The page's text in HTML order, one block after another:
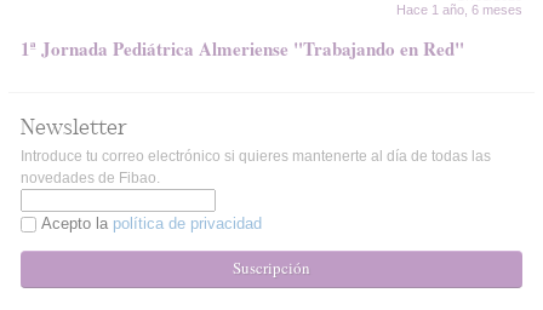
Hace 1 año, 6 meses
1ª Jornada Pediátrica Almeriense "Trabajando en Red"
Newsletter
Introduce tu correo electrónico si quieres mantenerte al día de todas las
novedades de Fibao.
Acepto la política de privacidad
Suscripción